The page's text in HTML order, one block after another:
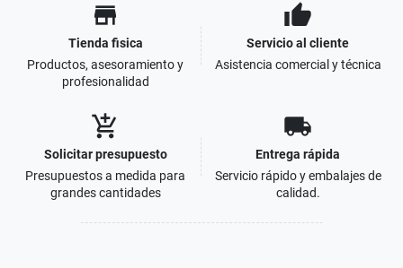
store
Tienda fisica
Productos, asesoramiento y
profesionalidad
thumb_up
Servicio al cliente
Asistencia comercial y técnica
add_shopping_cart
Solicitar presupuesto
Presupuestos a medida para
grandes cantidades
local_shipping
Entrega rápida
Servicio rápido y embalajes de
calidad.